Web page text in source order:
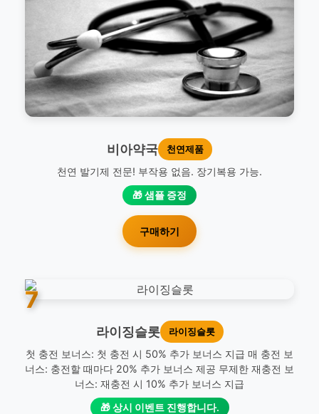
비아약국 천연제품
천연 발기제 전문! 부작용 없음. 장기복용 가능.
🎁 샘플 증정
구매하기
7
라이징슬롯 라이징슬롯
첫 충전 보너스: 첫 충전 시 50% 추가 보너스 지급 매 충전 보
너스: 충전할 때마다 20% 추가 보너스 제공 무제한 재충전 보
너스: 재충전 시 10% 추가 보너스 지급
🎁 상시 이벤트 진행합니다.